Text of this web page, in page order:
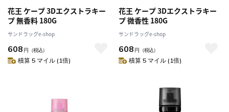
花王 ケープ 3Dエクストラキー
プ 無香料 180G
サンドラッグe-shop
608 円 （税込）
積算 5 マイル (1倍)
花王 ケープ 3Dエクストラキー
プ 微香性 180G
サンドラッグe-shop
608 円 （税込）
積算 5 マイル (1倍)